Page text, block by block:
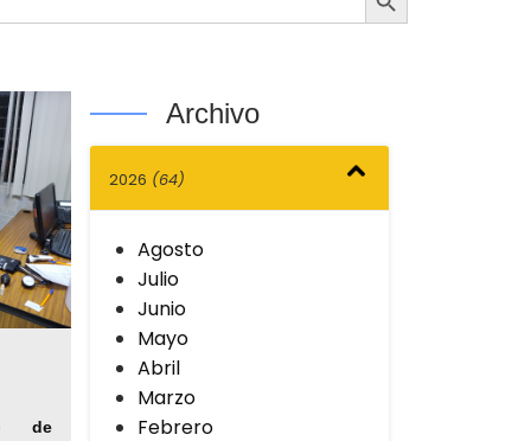
de
Archivo
2026 (64)
Agosto
Julio
Junio
Mayo
Abril
Marzo
Febrero